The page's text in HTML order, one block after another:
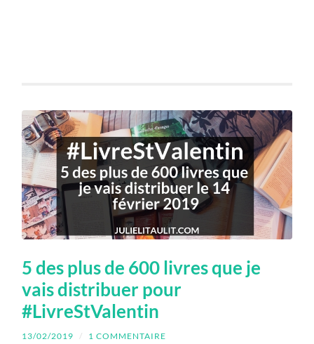
5 des plus de 600 livres que je
vais distribuer pour
#LivreStValentin
13/02/2019 / 1 COMMENTAIRE